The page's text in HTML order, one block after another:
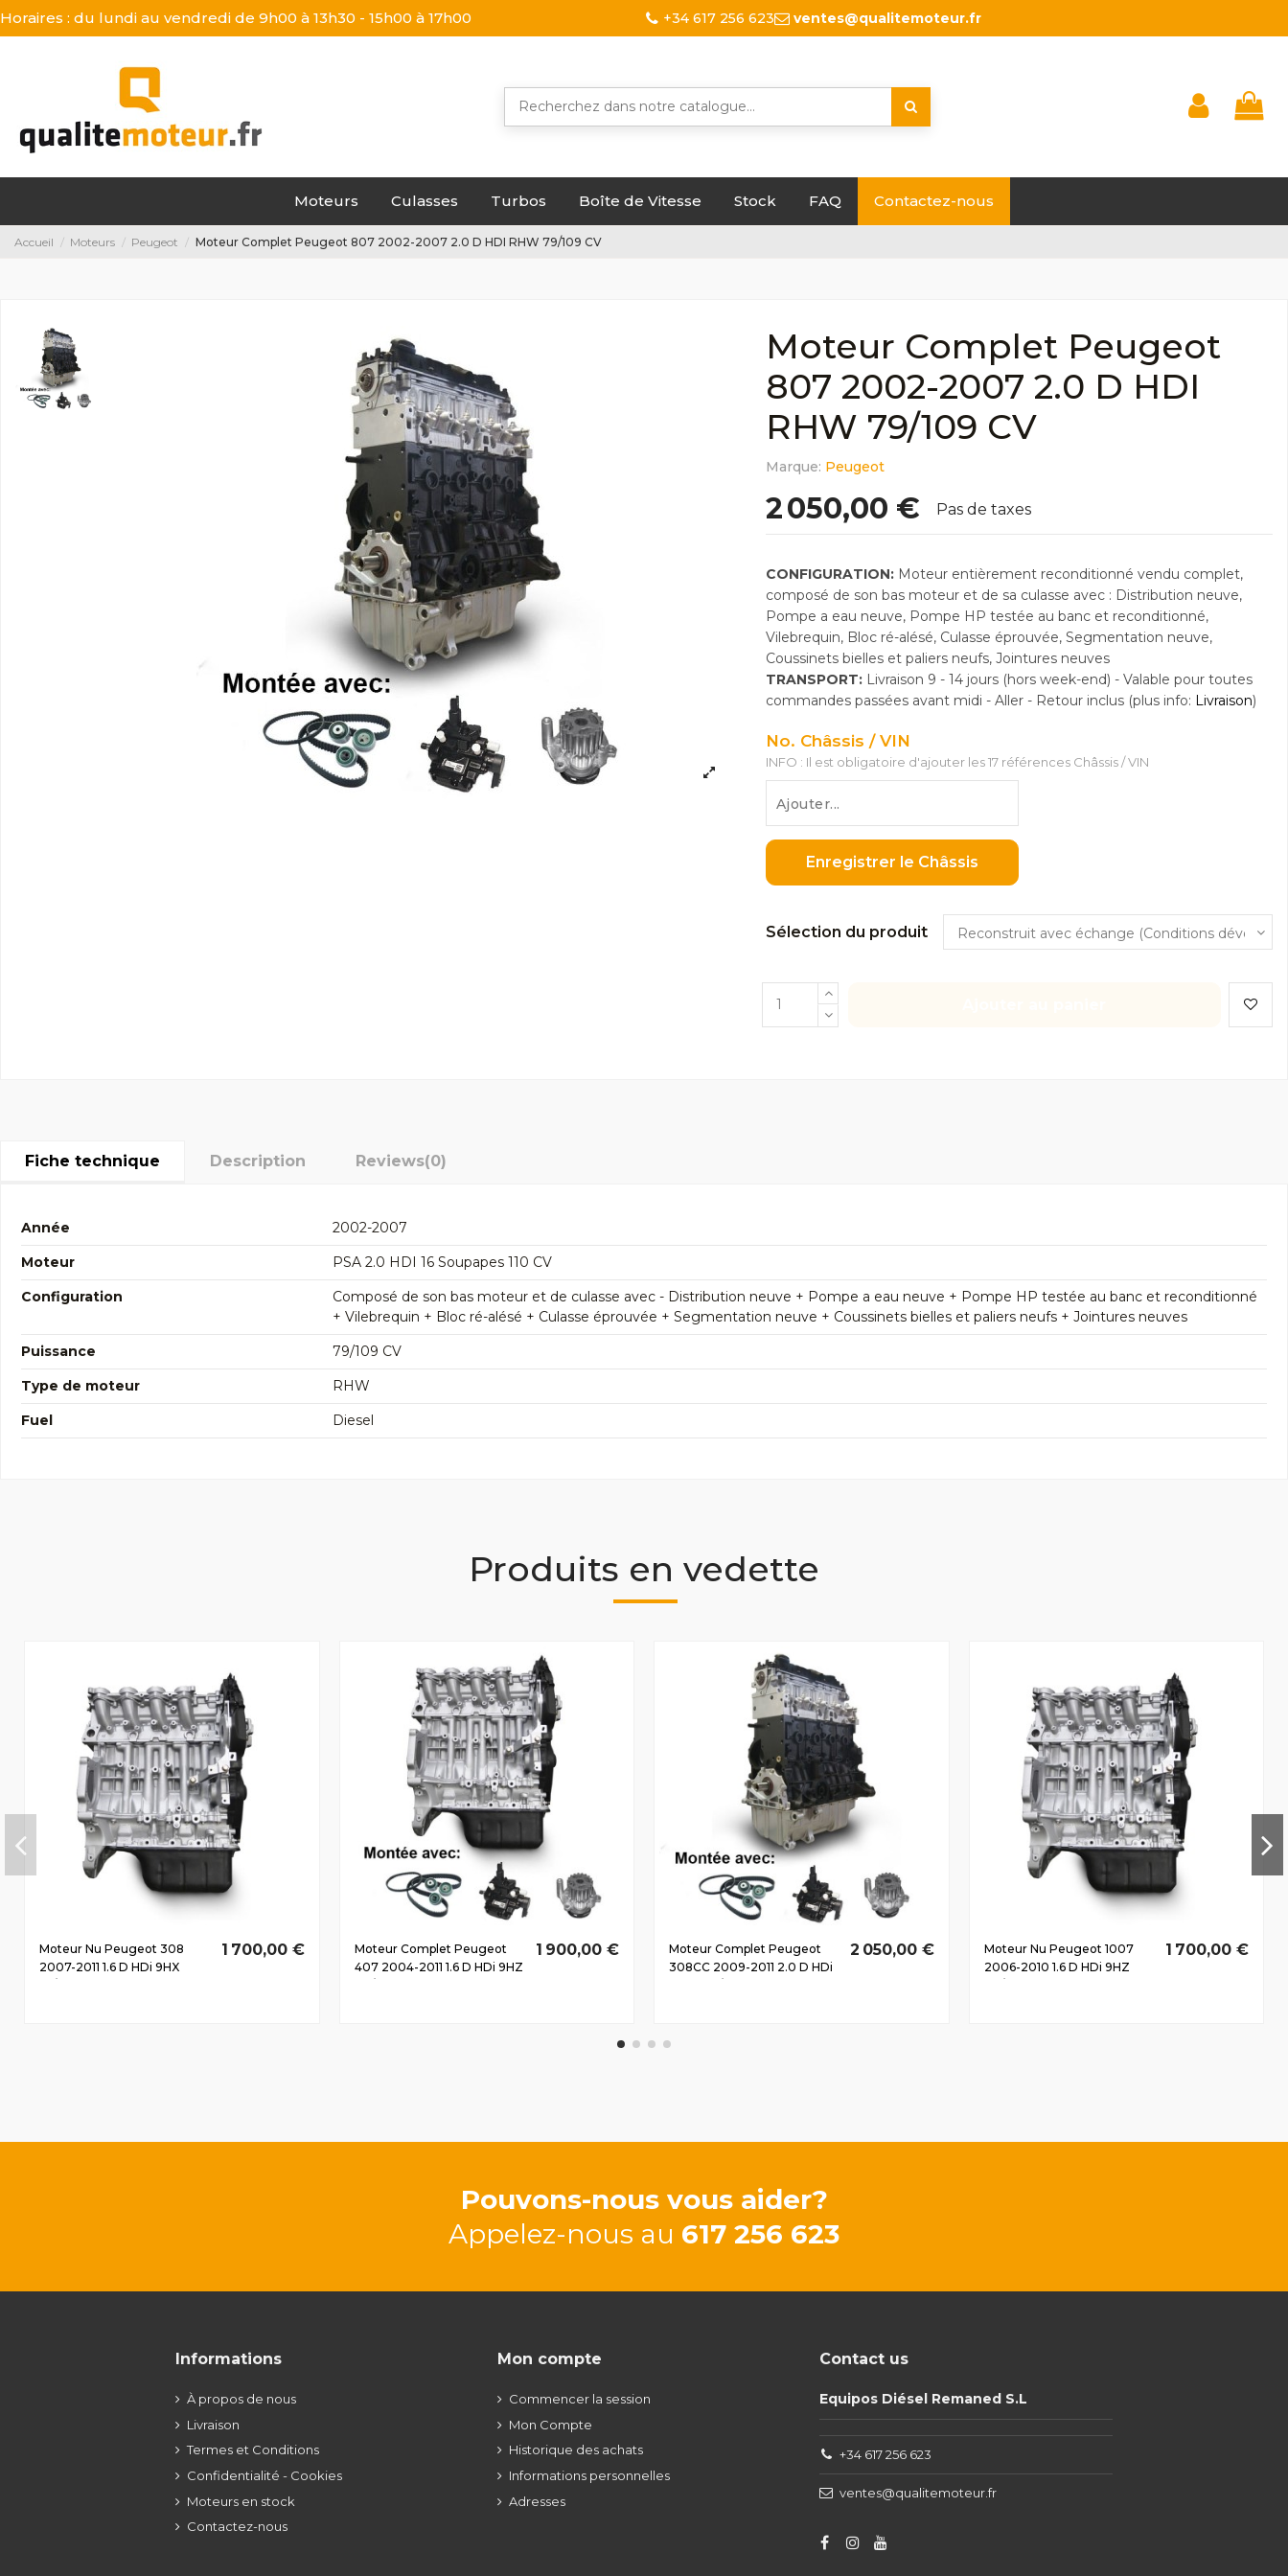
Horaires : du lundi au vendredi de 9h00 à 13h30 - 15h00 à 17h00 +34 617 256 623 ventes@qualitemoteur.fr
Moteurs Culasses Turbos Boîte de Vitesse Stock FAQ Contactez-nous
Accueil Moteurs Peugeot Moteur Complet Peugeot 807 2002-2007 2.0 D HDI RHW 79/109 CV
Moteur Complet Peugeot
807 2002-2007 2.0 D HDI
RHW 79/109 CV
Marque: Peugeot
2 050,00 € Pas de taxes
CONFIGURATION:Moteur entièrement reconditionné vendu complet,
composé de son bas moteur et de sa culasse avec : Distribution neuve,
Pompe a eau neuve, Pompe HP testée au banc et reconditionné,
Vilebrequin, Bloc ré-alésé, Culasse éprouvée, Segmentation neuve,
Coussinets bielles et paliers neufs, Jointures neuves
TRANSPORT: Livraison 9 - 14 jours (hors week-end) - Valable pour toutes
commandes passées avant midi - Aller - Retour inclus (plus info: Livraison)
No. Châssis / VIN
INFO : Il est obligatoire d'ajouter les 17 références Châssis / VIN
Enregistrer le Châssis
Sélection du produit
Fiche technique Description Reviews(0)
Année
2002-2007
Moteur
PSA 2.0 HDI 16 Soupapes 110 CV
Configuration
Composé de son bas moteur et de culasse avec - Distribution neuve + Pompe a eau neuve + Pompe HP testée au banc et reconditionné
+ Vilebrequin + Bloc ré-alésé + Culasse éprouvée + Segmentation neuve + Coussinets bielles et paliers neufs + Jointures neuves
Puissance
79/109 CV
Type de moteur
RHW
Fuel
Diesel
Produits en vedette
Moteur Nu Peugeot 308
2007-2011 1.6 D HDi 9HX
1 700,00 €
Moteur Complet Peugeot
407 2004-2011 1.6 D HDi 9HZ
1 900,00 €
Moteur Complet Peugeot
308CC 2009-2011 2.0 D HDi
2 050,00 €
Moteur Nu Peugeot 1007
2006-2010 1.6 D HDi 9HZ
1 700,00 €
Pouvons-nous vous aider?
Appelez-nous au 617 256 623
Informations
À propos de nous
Livraison
Termes et Conditions
Confidentialité - Cookies
Moteurs en stock
Contactez-nous
Mon compte
Commencer la session
Mon Compte
Historique des achats
Informations personnelles
Adresses
Contact us
Equipos Diésel Remaned S.L
+34 617 256 623
ventes@qualitemoteur.fr